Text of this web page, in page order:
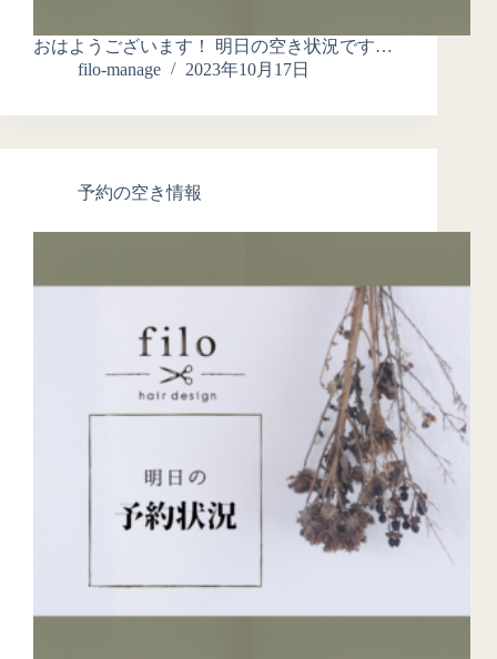
おはようございます！ 明日の空き状況です…
filo-manage
2023年10月17日
予約の空き情報